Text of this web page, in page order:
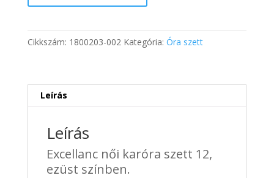
karóra
12
Cikkszám: 1800203-002 Kategória: Óra szett
Leírás
Leírás
Excellanc női karóra szett 12,
ezüst színben.